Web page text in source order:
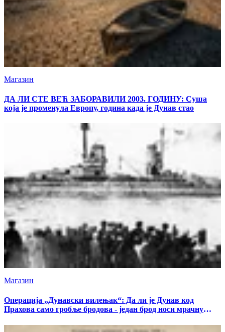
Магазин
ДА ЛИ СТЕ ВЕЋ ЗАБОРАВИЛИ 2003. ГОДИНУ: Суша
која је променула Европу, година када је Дунав стао
Магазин
Операција „Дунавски вилењак“: Да ли је Дунав код
Прахова само гробље бродова - један брод носи мрачну